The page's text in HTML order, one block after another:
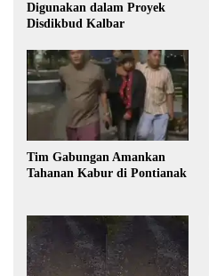
Digunakan dalam Proyek
Disdikbud Kalbar
Tim Gabungan Amankan
Tahanan Kabur di Pontianak